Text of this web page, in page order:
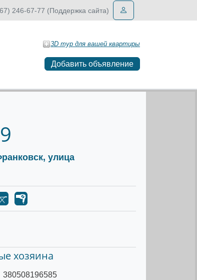
246-67-77 (Поддержка сайта)
3D тур для вашей квартиры
Добавить объявление
улица
хозяина
380508196585